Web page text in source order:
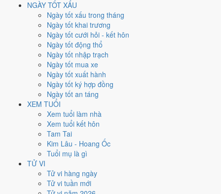
NGÀY TỐT XẤU
Ngày tốt xấu trong tháng
Ngày tốt khai trương
Ngày tốt cưới hỏi - kết hôn
Ngày tốt động thổ
Ngày tốt nhập trạch
Ngày tốt mua xe
Ngày tốt xuất hành
Ngày tốt ký hợp đồng
Ngày tốt an táng
XEM TUỔI
Xem tuổi làm nhà
Xem tuổi kết hôn
Tam Tai
Kim Lâu - Hoang Ốc
Tuổi mụ là gì
TỬ VI
Tử vi hàng ngày
Tử vi tuần mới
Ngày Dương
Tháng 7 năm 2026
Tháng 6 âm năm 2026
Tiết Tiểu Thử
Giáp Tý
Bính Ngọ
Ngày Giáp Ngọ có TrựcBế(ngày đóng cửa, bế tắc) và gặp Sao
Lao hắc đạo . Điểm trung bình 7 việc chính chỉ